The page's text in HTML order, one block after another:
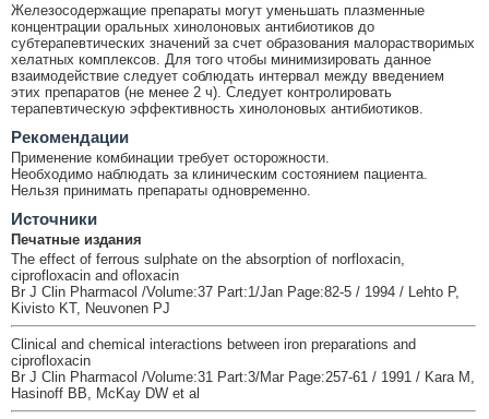
Железосодержащие препараты могут уменьшать плазменные
концентрации оральных хинолоновых антибиотиков до
субтерапевтических значений за счет образования малорастворимых
хелатных комплексов. Для того чтобы минимизировать данное
взаимодействие следует соблюдать интервал между введением
этих препаратов (не менее 2 ч). Следует контролировать
терапевтическую эффективность хинолоновых антибиотиков.
Рекомендации
Применение комбинации требует осторожности.
Необходимо наблюдать за клиническим состоянием пациента.
Нельзя принимать препараты одновременно.
Источники
Печатные издания
The effect of ferrous sulphate on the absorption of norfloxacin,
ciprofloxacin and ofloxacin
Br J Clin Pharmacol /Volume:37 Part:1/Jan Page:82-5 / 1994 / Lehto P,
Kivisto KT, Neuvonen PJ
Clinical and chemical interactions between iron preparations and
ciprofloxacin
Br J Clin Pharmacol /Volume:31 Part:3/Mar Page:257-61 / 1991 / Kara M,
Hasinoff BB, McKay DW et al